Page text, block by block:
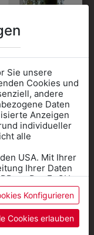
Sie unsere
Cookies und
andere
Daten
Anzeigen
individueller
alle
USA. Mit Ihrer
Ihrer Daten
zu. Der EuGH
Datenschutz
Behörden
überwachen.
Konfigurieren
Cookies erlauben
Sie
der
auswählen.
buchen